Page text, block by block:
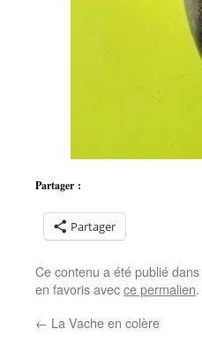
Partager :
Partager
Ce contenu a été publié dans
en favoris avecce permalien.
← La Vache en colère